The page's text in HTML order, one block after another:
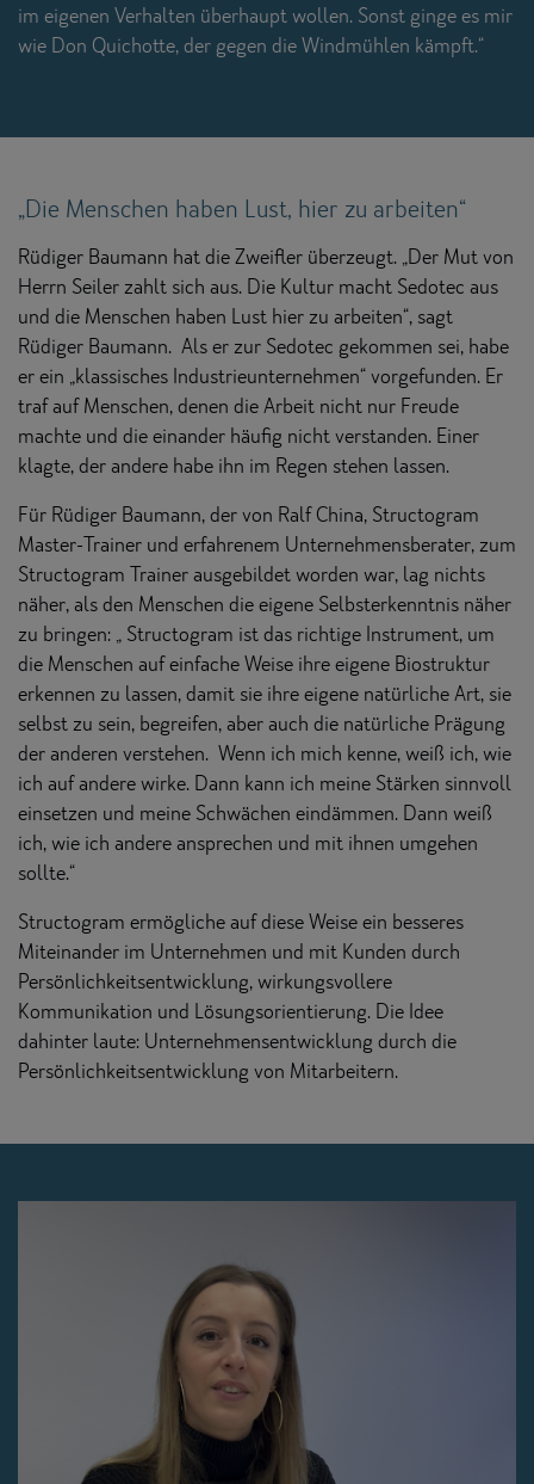
im eigenen Verhalten überhaupt wollen. Sonst ginge es mir
wie Don Quichotte, der gegen die Windmühlen kämpft.“
„Die Menschen haben Lust, hier zu arbeiten“
Rüdiger Baumann hat die Zweifler überzeugt. „Der Mut von
Herrn Seiler zahlt sich aus. Die Kultur macht Sedotec aus
und die Menschen haben Lust hier zu arbeiten“, sagt
Rüdiger Baumann. Als er zur Sedotec gekommen sei, habe
er ein „klassisches Industrieunternehmen“ vorgefunden. Er
traf auf Menschen, denen die Arbeit nicht nur Freude
machte und die einander häufig nicht verstanden. Einer
klagte, der andere habe ihn im Regen stehen lassen.
Für Rüdiger Baumann, der von Ralf China, Structogram
Master-Trainer und erfahrenem Unternehmensberater, zum
Structogram Trainer ausgebildet worden war, lag nichts
näher, als den Menschen die eigene Selbsterkenntnis näher
zu bringen: „ Structogram ist das richtige Instrument, um
die Menschen auf einfache Weise ihre eigene Biostruktur
erkennen zu lassen, damit sie ihre eigene natürliche Art, sie
selbst zu sein, begreifen, aber auch die natürliche Prägung
der anderen verstehen. Wenn ich mich kenne, weiß ich, wie
ich auf andere wirke. Dann kann ich meine Stärken sinnvoll
einsetzen und meine Schwächen eindämmen. Dann weiß
ich, wie ich andere ansprechen und mit ihnen umgehen
sollte.“
Structogram ermögliche auf diese Weise ein besseres
Miteinander im Unternehmen und mit Kunden durch
Persönlichkeitsentwicklung, wirkungsvollere
Kommunikation und Lösungsorientierung. Die Idee
dahinter laute: Unternehmensentwicklung durch die
Persönlichkeitsentwicklung von Mitarbeitern.